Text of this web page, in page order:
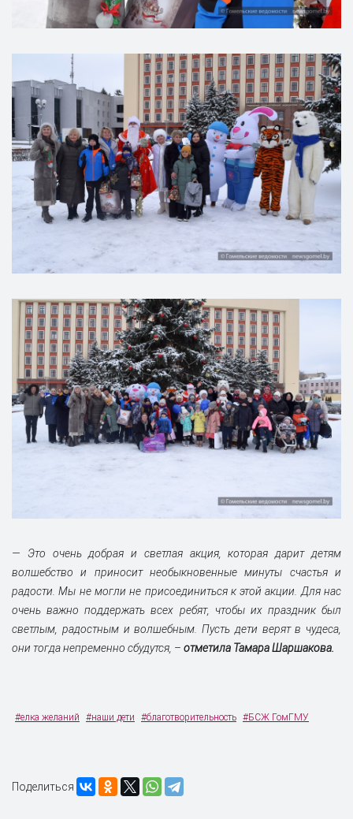
— Это очень добрая и светлая акция, которая дарит детям
волшебство и приносит необыкновенные минуты счастья и
радости. Мы не могли не присоединиться к этой акции. Для нас
очень важно поддержать всех ребят, чтобы их праздник был
светлым, радостным и волшебным. Пусть дети верят в чудеса,
они тогда непременно сбудутся, – отметила Тамара Шаршакова.
#елка желаний #наши дети #благотворительность #БСЖ ГомГМУ
Поделиться